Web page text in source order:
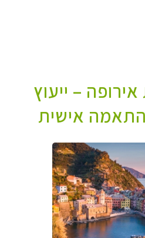
– ייעוץ
אישית